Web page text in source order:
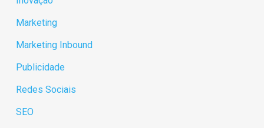
Marketing
Marketing Inbound
Publicidade
Redes Sociais
SEO